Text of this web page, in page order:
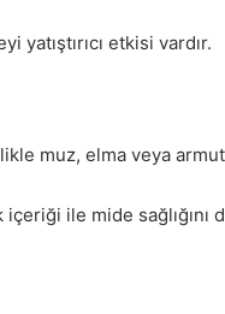
yatıştırıcı etkisi vardır.
muz, elma veya
ile mide sağlığını